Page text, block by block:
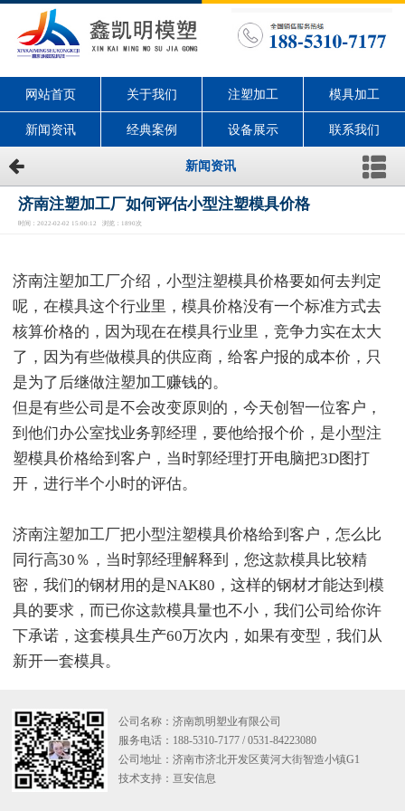
网站首页 关于我们 注塑加工 模具加工
新闻资讯 经典案例 设备展示 联系我们
新闻资讯
济南注塑加工厂如何评估小型注塑模具价格
时间：2022-02-02 15:00:12 浏览：1890次
济南注塑加工厂介绍，小型注塑模具价格要如何去判定
呢，在模具这个行业里，模具价格没有一个标准方式去
核算价格的，因为现在在模具行业里，竞争力实在太大
了，因为有些做模具的供应商，给客户报的成本价，只
是为了后继做注塑加工赚钱的。
但是有些公司是不会改变原则的，今天创智一位客户，
到他们办公室找业务郭经理，要他给报个价，是小型注
塑模具价格给到客户，当时郭经理打开电脑把3D图打
开，进行半个小时的评估。
济南注塑加工厂把小型注塑模具价格给到客户，怎么比
同行高30％，当时郭经理解释到，您这款模具比较精
密，我们的钢材用的是NAK80，这样的钢材才能达到模
具的要求，而已你这款模具量也不小，我们公司给你许
下承诺，这套模具生产60万次内，如果有变型，我们从
新开一套模具。
公司名称：济南凯明塑业有限公司
服务电话：188-5310-7177 / 0531-84223080
公司地址：济南市济北开发区黄河大街智造小镇G1
技术支持： 亘安信息